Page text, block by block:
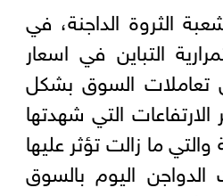
الثروة الداجنة، في
التباين في اسعار
تعاملات السوق بشكل
التي شهدتها
ما زالت تؤثر عليها
اليوم بالسوق